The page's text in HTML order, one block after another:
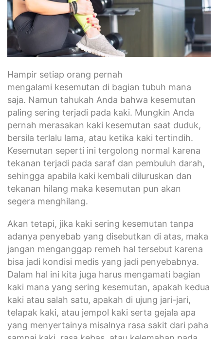
Hampir setiap orang pernah
mengalami kesemutan di bagian tubuh mana
saja. Namun tahukah Anda bahwa kesemutan
paling sering terjadi pada kaki. Mungkin Anda
pernah merasakan kaki kesemutan saat duduk,
bersila terlalu lama, atau ketika kaki tertindih.
Kesemutan seperti ini tergolong normal karena
tekanan terjadi pada saraf dan pembuluh darah,
sehingga apabila kaki kembali diluruskan dan
tekanan hilang maka kesemutan pun akan
segera menghilang.
Akan tetapi, jika kaki sering kesemutan tanpa
adanya penyebab yang disebutkan di atas, maka
jangan menganggap remeh hal tersebut karena
bisa jadi kondisi medis yang jadi penyebabnya.
Dalam hal ini kita juga harus mengamati bagian
kaki mana yang sering kesemutan, apakah kedua
kaki atau salah satu, apakah di ujung jari-jari,
telapak kaki, atau jempol kaki serta gejala apa
yang menyertainya misalnya rasa sakit dari paha